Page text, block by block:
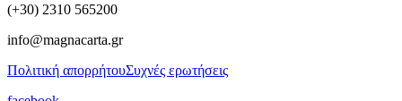
(+30) 2310 565200
info@magnacarta.gr
Πολιτική απορρήτουΣυχνές ερωτήσεις